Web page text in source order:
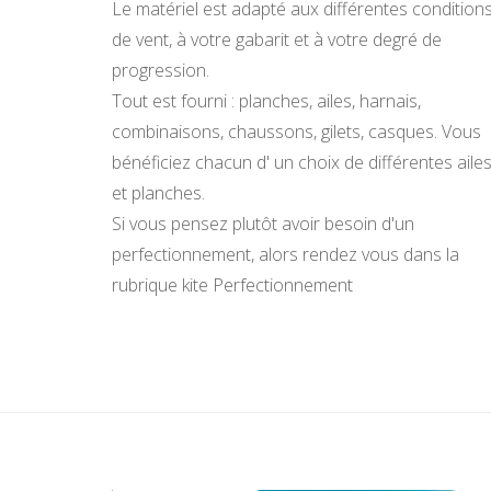
Le matériel est adapté aux différentes
de vent, à votre gabarit et à votre degré de
progression.
Tout est fourni : planches, ailes, harnais,
combinaisons, chaussons, gilets, casques. Vous
bénéficiez chacun d' un choix de différentes ailes
et planches.
Si vous pensez plutôt avoir besoin d'un
perfectionnement, alors rendez vous dans la
rubrique kite Perfectionnement